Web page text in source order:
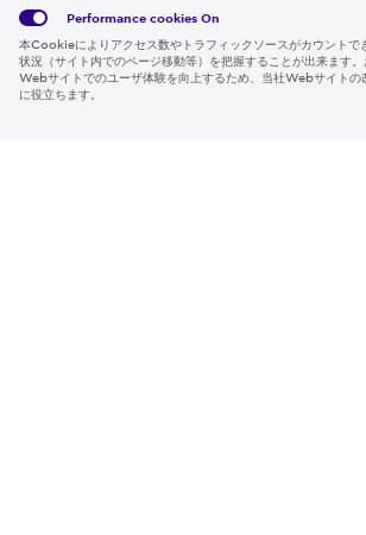
Policy
約
Region & Language:
Performance cookies On
本Cookieによりアクセス数やトラフィックソースがカウントで
状況（サイト内でのページ移動等）を把握することが出来ます
Webサイトでのユーザ体験を向上するため、当社Webサイトの
に役立ちます。